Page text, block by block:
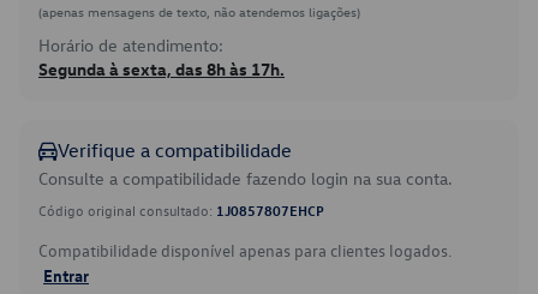
(apenas mensagens de texto, não atendemos ligações)
Horário de atendimento:
Segunda à sexta, das 8h às 17h.
Verifique a compatibilidade
Consulte a compatibilidade fazendo login na sua conta.
Código original consultado: 1J0857807EHCP
Compatibilidade disponível apenas para clientes logados.
Entrar